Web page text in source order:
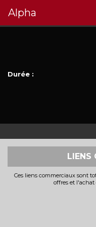
Alpha
Durée :
LIENS
Ces liens commerciaux sont
offres et